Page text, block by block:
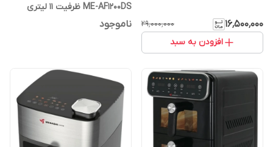
۱۶٬۵۰۰٬۰۰۰ ۲۹٬۰۰۰٬۰۰۰
افزودن به سبد
ME-AF1200DS ظرفیت ۱۱ لیتری
ناموجود